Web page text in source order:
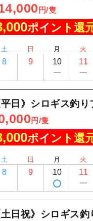
円/隻
ポイント還
土
8
日
9
月
10
火
11
平日》シロギス釣り
円/隻
ポイント還
土
8
日
9
月
10
火
11
土日祝》シロギス